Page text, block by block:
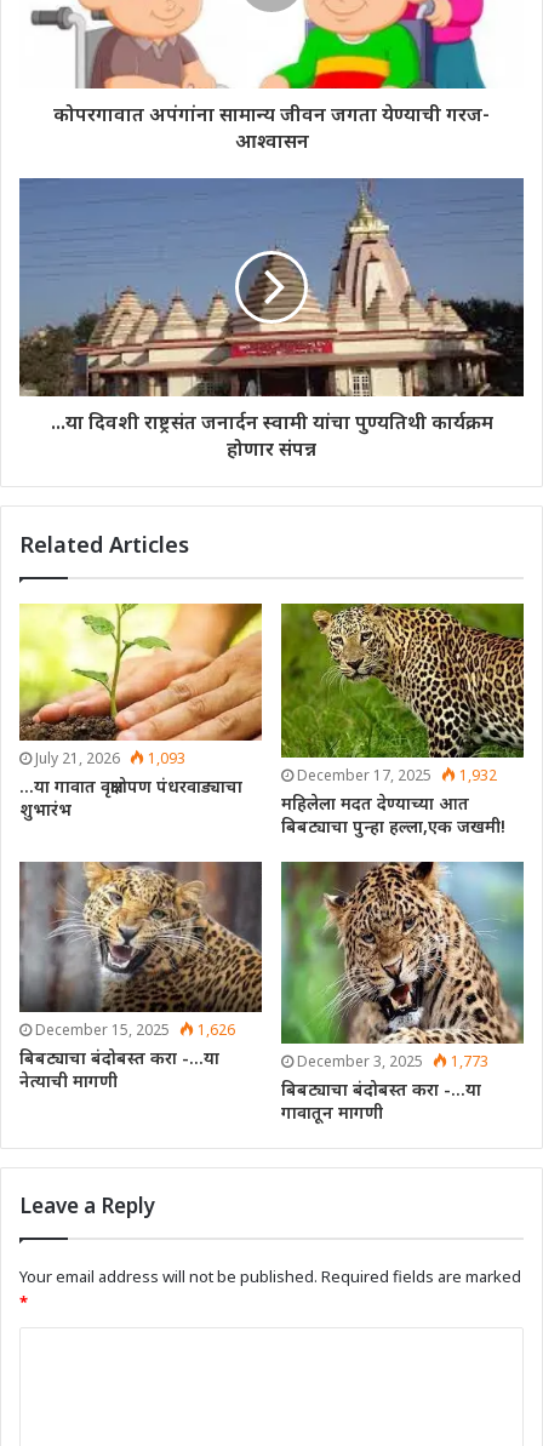
कोपरगावात अपंगांना सामान्य जीवन जगता येण्याची गरज-
आश्वासन
...या दिवशी राष्ट्रसंत जनार्दन स्वामी यांचा पुण्यतिथी कार्यक्रम
होणार संपन्न
Related Articles
July 21, 2026 1,093
…या गावात वृक्षारोपण पंधरवाड्याचा
शुभारंभ
December 17, 2025 1,932
महिलेला मदत देण्याच्या आत
बिबट्याचा पुन्हा हल्ला,एक जखमी!
December 15, 2025 1,626
बिबट्याचा बंदोबस्त करा -…या
नेत्याची मागणी
December 3, 2025 1,773
बिबट्याचा बंदोबस्त करा -…या
गावातून मागणी
Leave a Reply
Your email address will not be published. Required fields are marked
*